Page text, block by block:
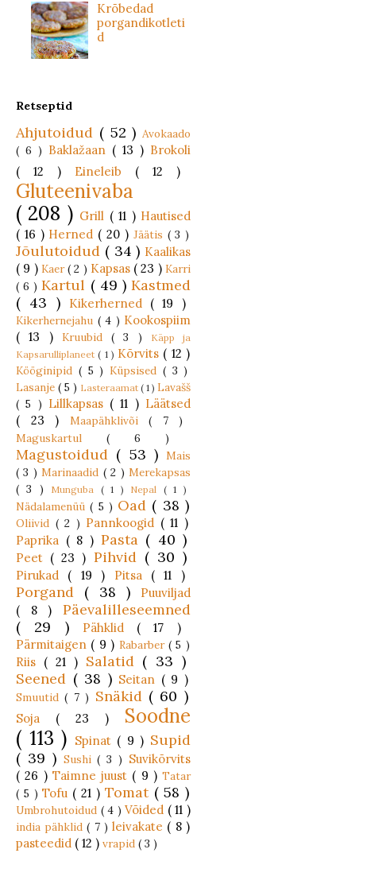
Krõbedad
porgandikotleti
d
Retseptid
Ahjutoidud ( 52 ) Avokaado
( 6 ) Baklažaan ( 13 ) Brokoli
( 12 ) Eineleib ( 12 )
Gluteenivaba
( 208 ) Grill ( 11 ) Hautised
( 16 ) Herned ( 20 ) Jäätis ( 3 )
Jõulutoidud ( 34 ) Kaalikas
( 9 ) Kaer( 2 ) Kapsas ( 23 )Karri
( 6 )Kartul ( 49 )Kastmed
( 43 )
Kikerherned ( 19 )
Kikerhernejahu ( 4 ) Kookospiim
( 13 ) Kruubid ( 3 )
Käpp ja
Kapsarulliplaneet( 1 ) Kõrvits ( 12 )
Kööginipid ( 5 ) Küpsised ( 3 )
Lasanje ( 5 ) Lasteraamat ( 1 ) Lavašš
( 5 ) Lillkapsas ( 11 ) Läätsed
( 23 ) Maapähklivõi( 7 )
Maguskartul ( 6 )
Magustoidud ( 53 ) Mais
( 3 )Marinaadid ( 2 )Merekapsas
( 3 )
Munguba ( 1 ) Nepal ( 1 )
Nädalamenüü( 5 ) Oad ( 38 )
Oliivid ( 2 ) Pannkoogid ( 11 )
Paprika ( 8 ) Pasta ( 40 )
Peet ( 23 ) Pihvid ( 30 )
Pirukad ( 19 ) Pitsa ( 11 )
Porgand ( 38 )
Puuviljad
( 8 ) Päevalilleseemned
( 29 )
Pähklid ( 17 )
Pärmitaigen ( 9 ) Rabarber ( 5 )
Riis ( 21 ) Salatid ( 33 )
Seened ( 38 ) Seitan ( 9 )
Smuutid( 7 ) Snäkid ( 60 )
Soja ( 23 ) Soodne
( 113 ) Spinat ( 9 ) Supid
( 39 ) Sushi( 3 ) Suvikõrvits
( 26 ) Taimne juust ( 9 ) Tatar
( 5 )Tofu ( 21 ) Tomat ( 58 )
Umbrohutoidud ( 4 ) Võided ( 11 )
india pähklid( 7 )leivakate ( 8 )
pasteedid ( 12 ) vrapid ( 3 )